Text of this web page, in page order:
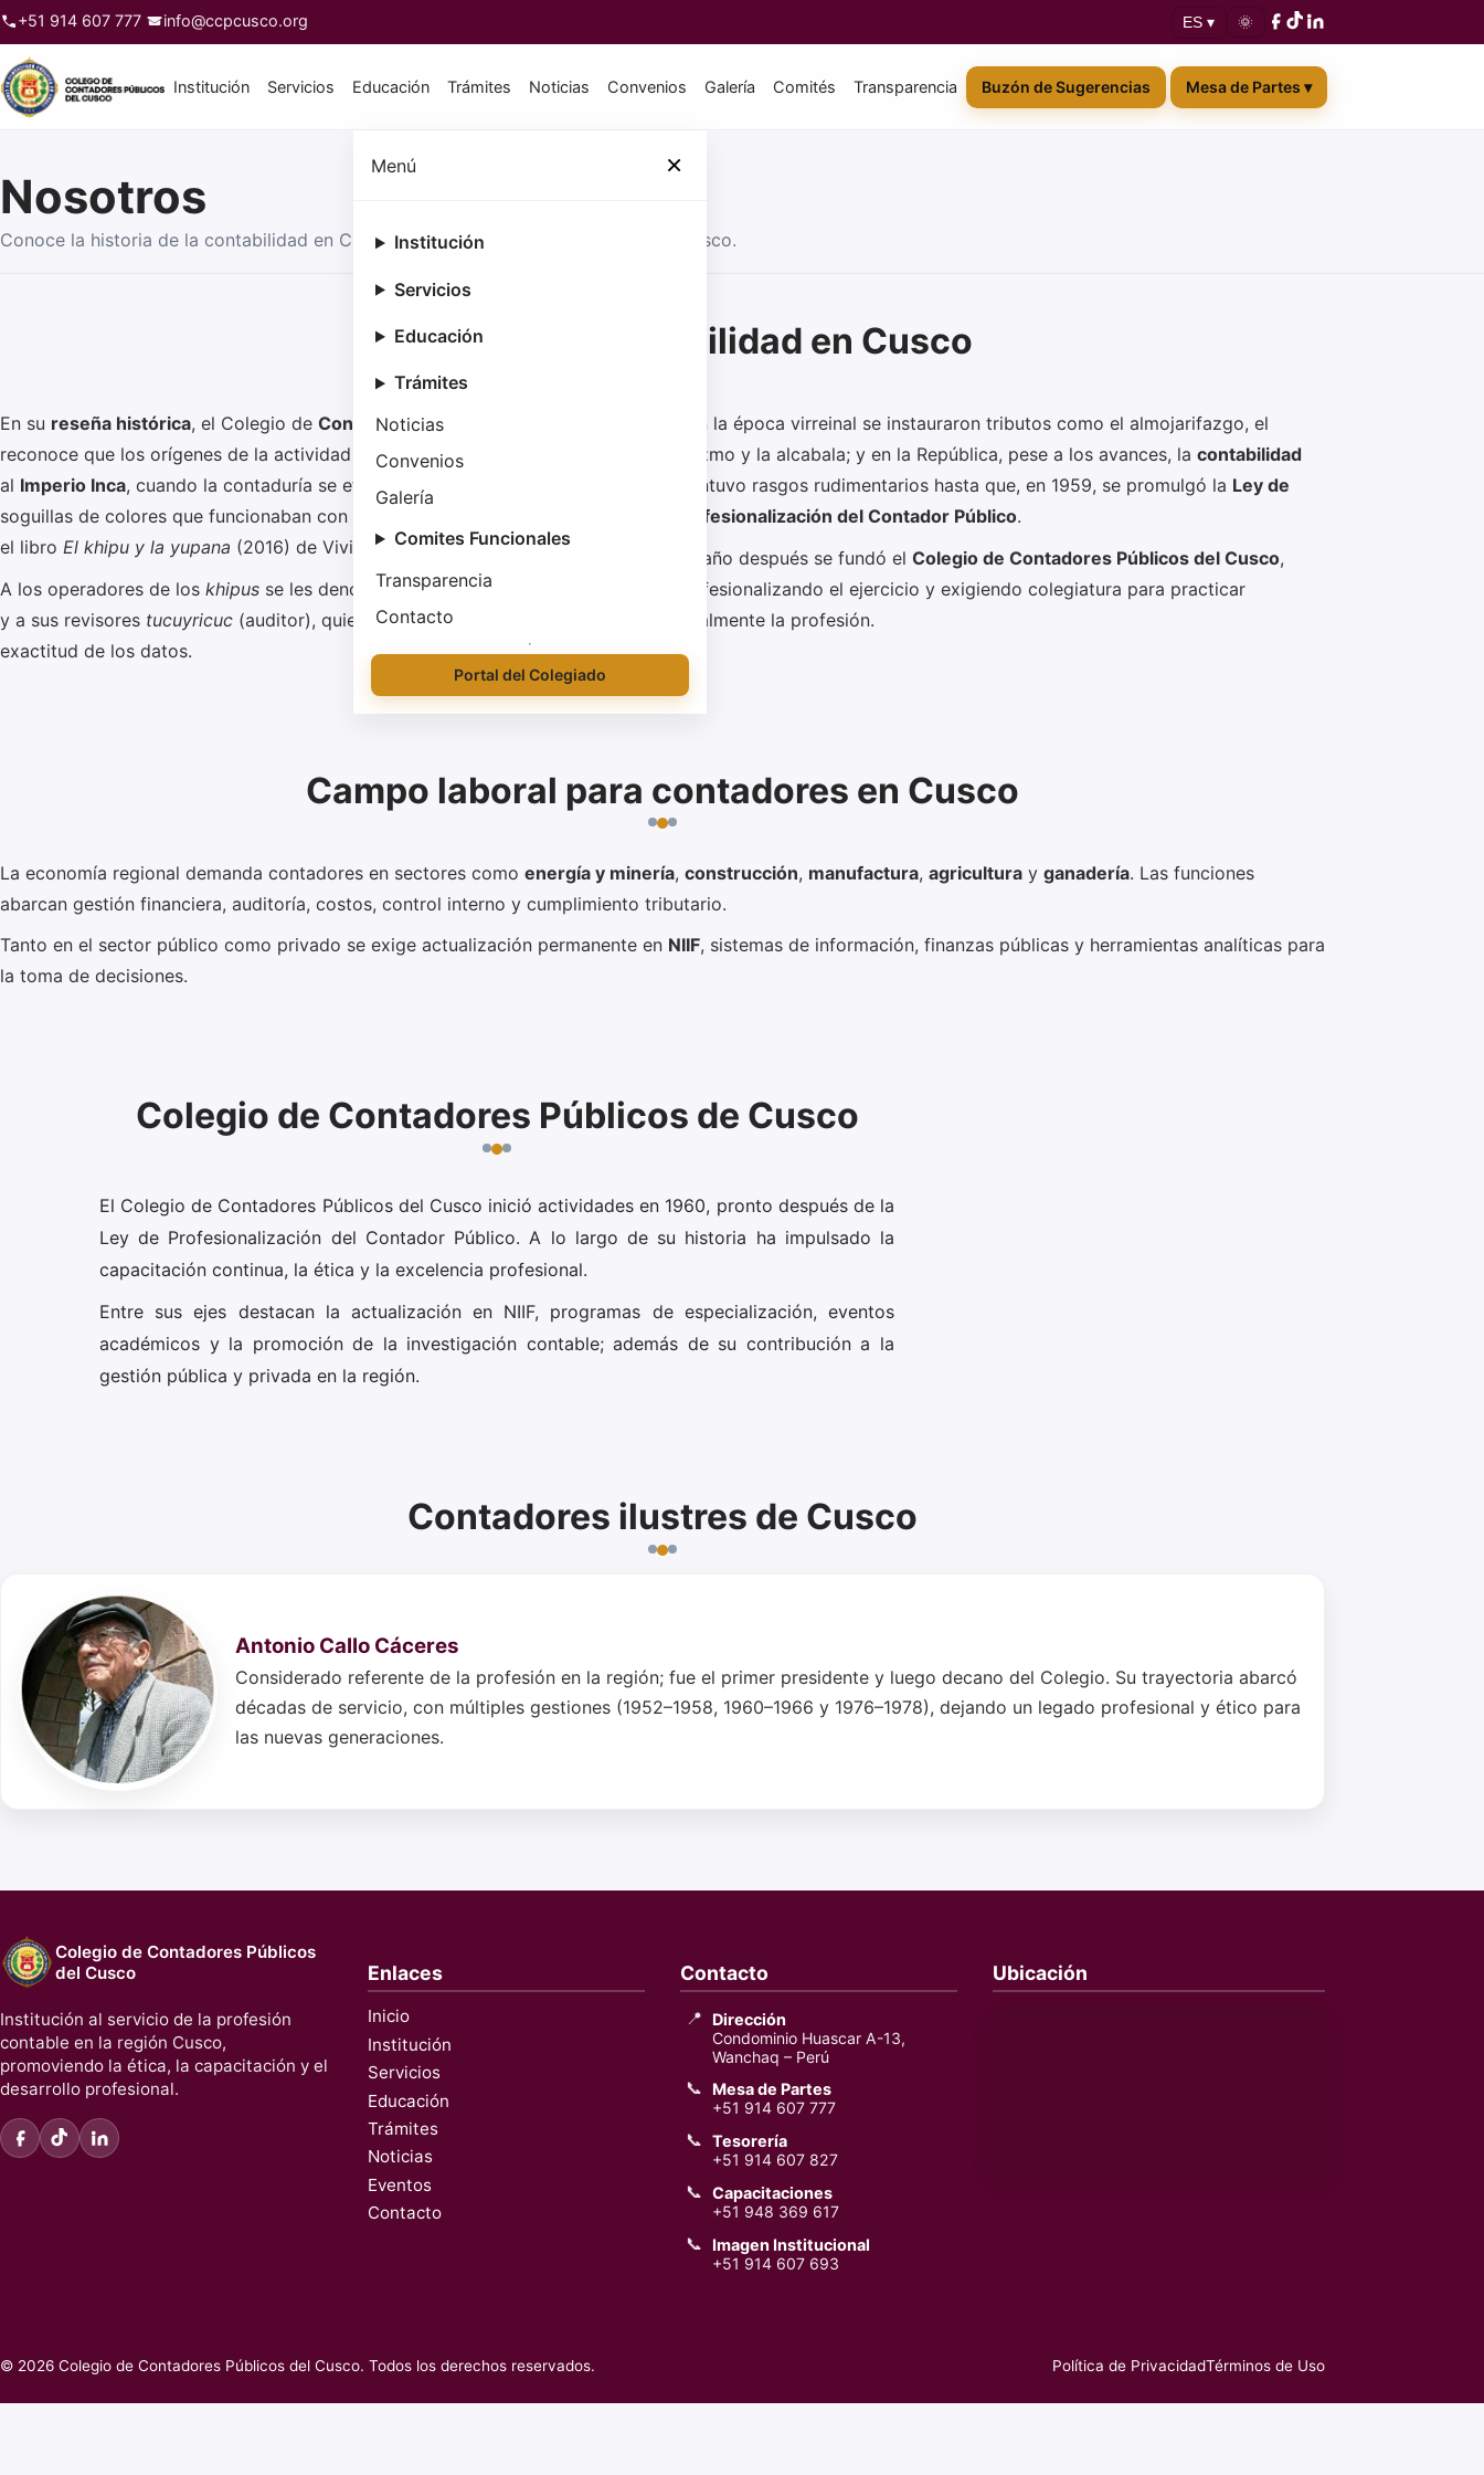
+51 914 607 777 info@ccpcusco.org ES ▾ 🌞
Institución Servicios Educación Trámites Noticias Convenios Galería Comités Transparencia Buzón de Sugerencias Mesa de Partes ▾
Menú ×
Institución
Servicios
Educación
Trámites
Noticias
Convenios
Galería
Comites Funcionales
Transparencia
Contacto
Portal del Colegiado
Nosotros
Conoce la historia de la contabilidad en Cusco, el campo laboral y el rol del CCPCusco.
Historia de la contabilidad en Cusco
En su reseña histórica, el Colegio de Contadores Públicos
reconoce que los orígenes de la actividad contable en la región se remontan
al Imperio Inca, cuando la contaduría se efectuaba mediante los
soguillas de colores que funcionaban con un sistema de registro descrito en
el libro El khipu y la yupana (2016) de Viviana Ruth Moscovich.
A los operadores de los khipus se les denominabaquipucamayoc
y a sus revisores tucuyricuc (auditor), quienes verificaban la corrección y
exactitud de los datos.
Con la época virreinal se instauraron tributos como el almojarifazgo, el
diezmo y la alcabala; y en la República, pese a los avances, la contabilidad
mantuvo rasgos rudimentarios hasta que, en 1959, se promulgó la Ley de
Profesionalización del Contador Público.
Un año después se fundó el Colegio de Contadores Públicos del Cusco,
profesionalizando el ejercicio y exigiendo colegiatura para practicar
legalmente la profesión.
Campo laboral para contadores en Cusco
La economía regional demanda contadores en sectores como energía y minería, construcción, manufactura, agricultura y ganadería. Las funciones
abarcan gestión financiera, auditoría, costos, control interno y cumplimiento tributario.
Tanto en el sector público como privado se exige actualización permanente en NIIF, sistemas de información, finanzas públicas y herramientas analíticas para
la toma de decisiones.
Colegio de Contadores Públicos de Cusco
El Colegio de Contadores Públicos del Cusco inició actividades en 1960, pronto después de la
Ley de Profesionalización del Contador Público. A lo largo de su historia ha impulsado la
capacitación continua, la ética y la excelencia profesional.
Entre sus ejes destacan la actualización en NIIF, programas de especialización, eventos
académicos y la promoción de la investigación contable; además de su contribución a la
gestión pública y privada en la región.
Contadores ilustres de Cusco
Antonio Callo Cáceres
Considerado referente de la profesión en la región; fue el primer presidente y luego decano del Colegio. Su trayectoria abarcó
décadas de servicio, con múltiples gestiones (1952–1958, 1960–1966 y 1976–1978), dejando un legado profesional y ético para
las nuevas generaciones.
Colegio de Contadores Públicos
del Cusco
Institución al servicio de la profesión
contable en la región Cusco,
promoviendo la ética, la capacitación y el
desarrollo profesional.
Enlaces
Inicio
Institución
Servicios
Educación
Trámites
Noticias
Eventos
Contacto
Contacto
📍
Dirección
Condominio Huascar A-13,
Wanchaq – Perú
📞
Mesa de Partes
+51 914 607 777
📞 Tesorería
+51 914 607 827
📞 Capacitaciones
+51 948 369 617
📞
Imagen Institucional
+51 914 607 693
Ubicación
© 2026 Colegio de Contadores Públicos del Cusco. Todos los derechos reservados. Política de PrivacidadTérminos de Uso